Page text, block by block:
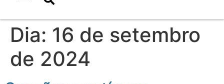
Dia: 16 de setembro
de 2024